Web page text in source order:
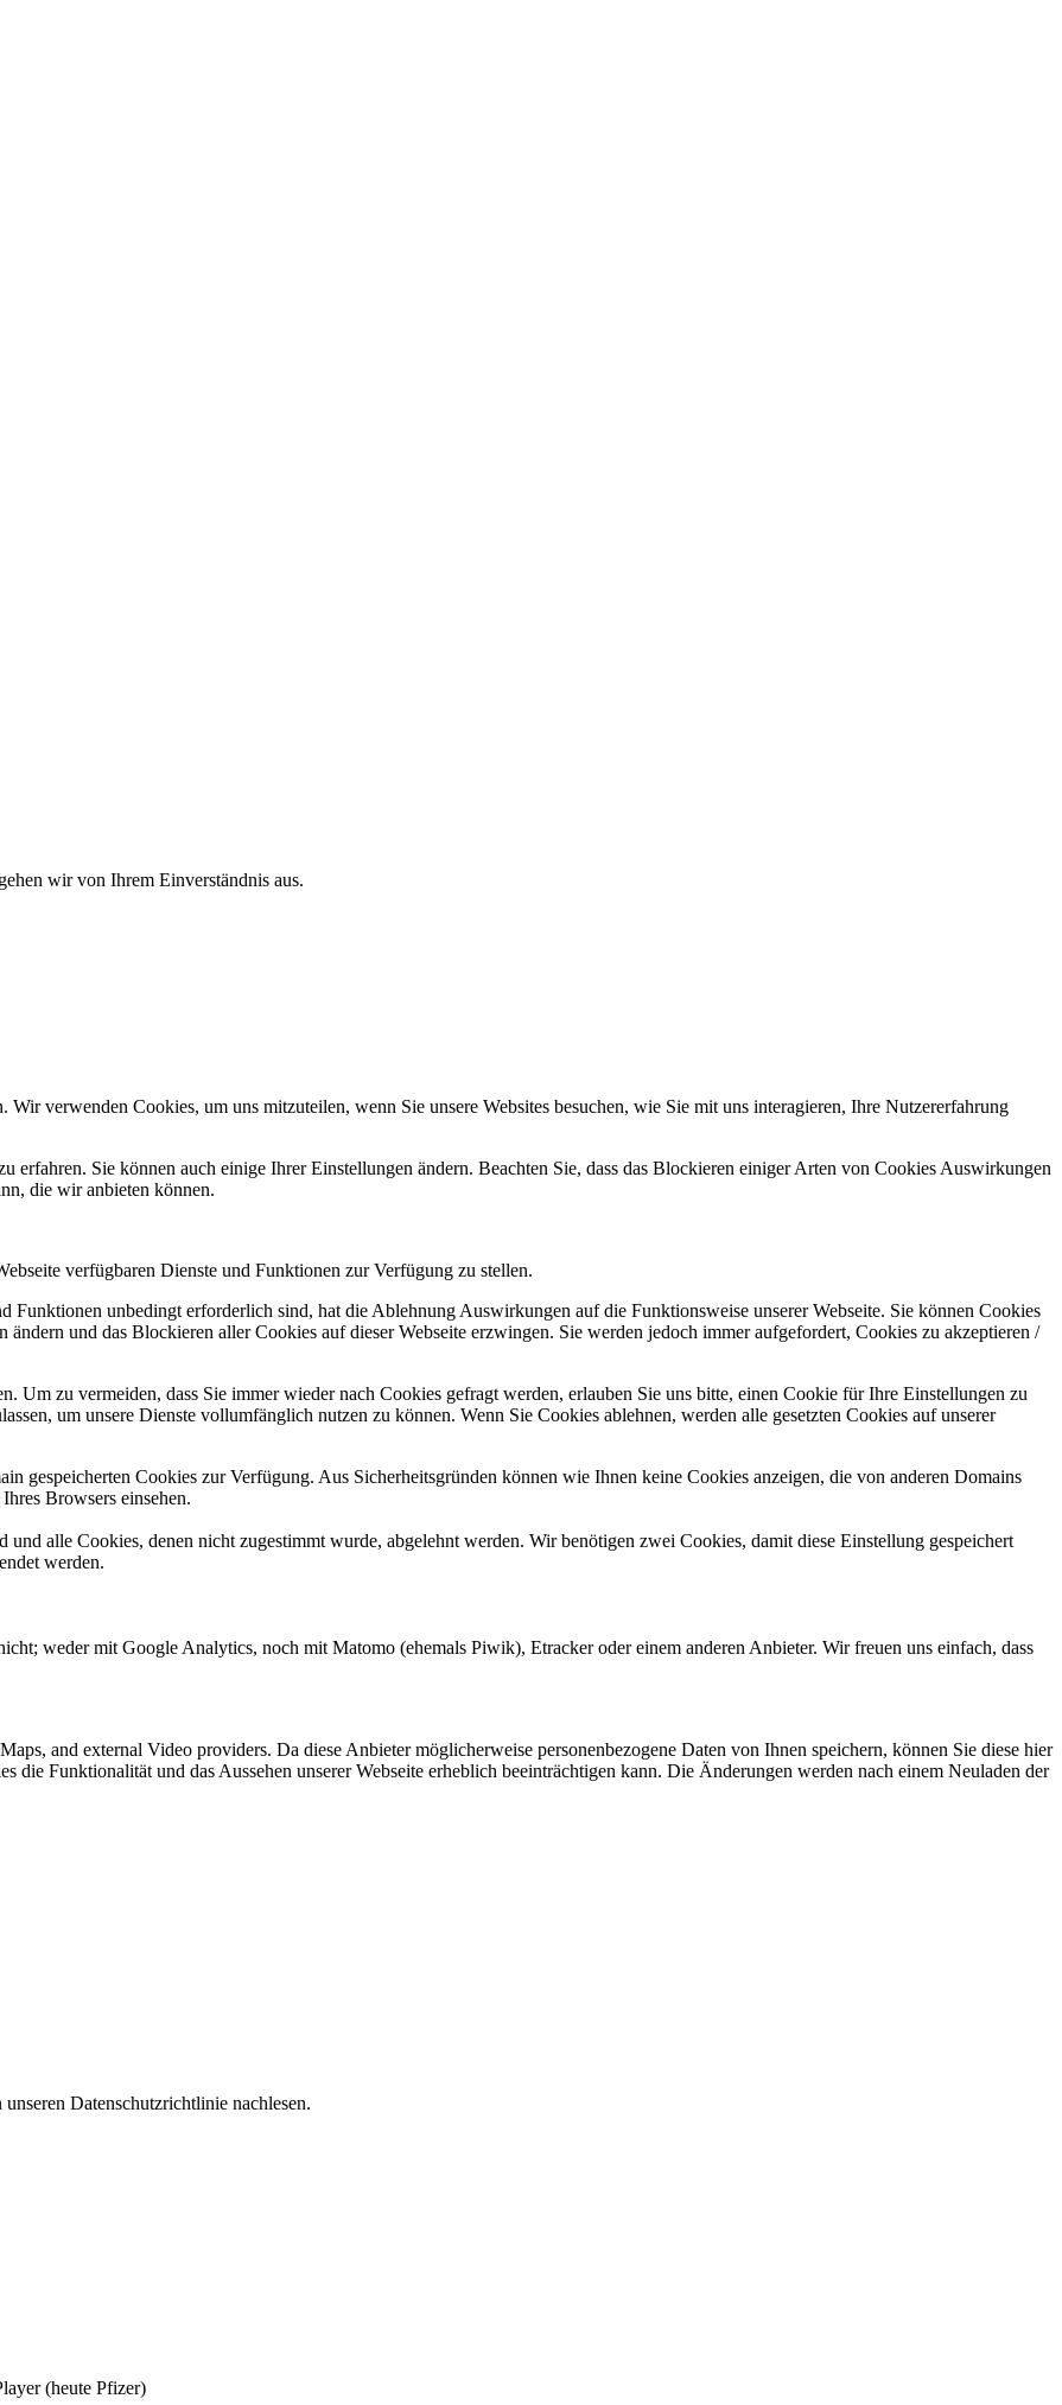
wir von Ihrem Einverständnis aus.
verwenden Cookies, um uns mitzuteilen, wenn Sie unsere Websites besuchen, wie Sie mit uns interagieren, Ihre Nutzererfahrung
erfahren. Sie können auch einige Ihrer Einstellungen ändern. Beachten Sie, dass das Blockieren einiger Arten von Cookies Auswirkungen
die wir anbieten können.
verfügbaren Dienste und Funktionen zur Verfügung zu stellen.
Funktionen unbedingt erforderlich sind, hat die Ablehnung Auswirkungen auf die Funktionsweise unserer Webseite. Sie können Cookies
und das Blockieren aller Cookies auf dieser Webseite erzwingen. Sie werden jedoch immer aufgefordert, Cookies zu akzeptieren /
Um zu vermeiden, dass Sie immer wieder nach Cookies gefragt werden, erlauben Sie uns bitte, einen Cookie für Ihre Einstellungen zu
um unsere Dienste vollumfänglich nutzen zu können. Wenn Sie Cookies ablehnen, werden alle gesetzten Cookies auf unserer
gespeicherten Cookies zur Verfügung. Aus Sicherheitsgründen können wie Ihnen keine Cookies anzeigen, die von anderen Domains
Browsers einsehen.
alle Cookies, denen nicht zugestimmt wurde, abgelehnt werden. Wir benötigen zwei Cookies, damit diese Einstellung gespeichert
werden.
weder mit Google Analytics, noch mit Matomo (ehemals Piwik), Etracker oder einem anderen Anbieter. Wir freuen uns einfach, dass
and external Video providers. Da diese Anbieter möglicherweise personenbezogene Daten von Ihnen speichern, können Sie diese hier
die Funktionalität und das Aussehen unserer Webseite erheblich beeinträchtigen kann. Die Änderungen werden nach einem Neuladen der
Datenschutzrichtlinie nachlesen.
(heute Pfizer)